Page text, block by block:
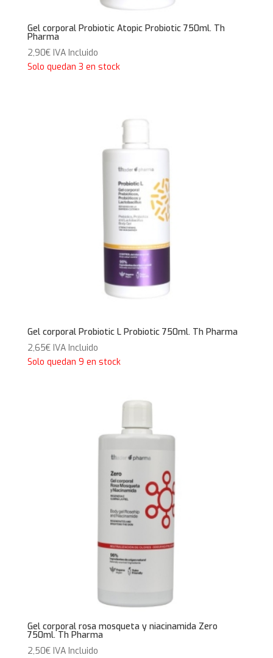
Gel corporal Probiotic Atopic Probiotic 750ml. Th
Pharma
2,90€ IVA Incluido
Solo quedan 3 en stock
Gel corporal Probiotic L Probiotic 750ml. Th Pharma
2,65€ IVA Incluido
Solo quedan 9 en stock
Gel corporal rosa mosqueta y niacinamida Zero
750ml. Th Pharma
2,50€ IVA Incluido